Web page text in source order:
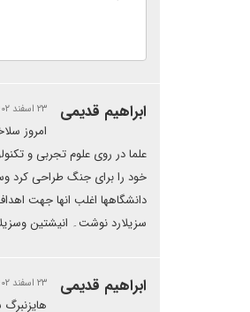
ابراهیم قدیمی ۲۳ اسفند ۱۴۰۲ | ۱۵:۰۱
امروز
علما در روی علوم تجربی و
خود را برای جنگ طراحی کرد
دانشگاهها اغلب انها جهت
سزیلارد نوشت۔ انیشتین
ابراهیم قدیمی ۲۳ اسفند ۱۴۰۲ | ۱۵:۱۷